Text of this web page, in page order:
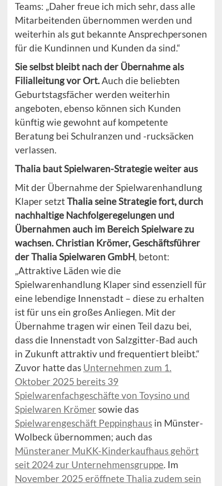
Teams: „Daher freue ich mich sehr, dass alle
Mitarbeitenden übernommen werden und
weiterhin als gut bekannte Ansprechpersonen
für die Kundinnen und Kunden da sind.“
Sie selbst bleibt nach der Übernahme als
Filialleitung vor Ort.Auch die beliebten
Geburtstagsfächer werden weiterhin
angeboten, ebenso können sich Kunden
künftig wie gewohnt auf kompetente
Beratung bei Schulranzen und -rucksäcken
verlassen.
Thalia baut Spielwaren-Strategie weiter aus
Mit der Übernahme der Spielwarenhandlung
Klaper setztThalia seine Strategie fort, durch
nachhaltige Nachfolgeregelungen und
Übernahmen auch im Bereich Spielware zu
wachsen. Christian Krömer, Geschäftsführer
der Thalia Spielwaren GmbH, betont:
„Attraktive Läden wie die
Spielwarenhandlung Klaper sind essenziell für
eine lebendige Innenstadt – diese zu erhalten
ist für uns ein großes Anliegen. Mit der
Übernahme tragen wir einen Teil dazu bei,
dass die Innenstadt von Salzgitter-Bad auch
in Zukunft attraktiv und frequentiert bleibt.“
Zuvor hatte das Unternehmen zum 1.
Oktober 2025 bereits 39
Spielwarenfachgeschäfte von Toysino und
Spielwaren Krömer sowie das
Spielwarengeschäft Peppinghaus in Münster-
Wolbeck übernommen; auch das
Münsteraner MuKK-Kinderkaufhaus gehört
seit 2024 zur Unternehmensgruppe. Im
November 2025 eröffnete Thalia zudem sein